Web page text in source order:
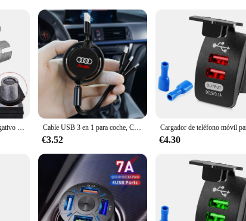
Adaptador de Terminal negativo de batería de coche, convertidores de plomo de cuña de poste positivo, convertidores de terminales de batería automática, adaptadores de poste, 2 pares Cable USB 3 en 1 para coche, Cable Micro USB de carga rápida, tipo C, para AUDI A1, A3, A4, A5, A7, A8, Q3, Q5, Q7
€3.52 €4.30